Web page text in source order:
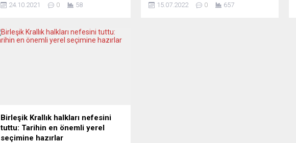
kökenli fotoğraf sanatçılarından
fotoğrafları Saarland eyaletindeki
dünya kültür mirası kapsamındaki
24.10.2021 0 58
yıllık izin nedeniyle akın akın
15.07.2022 0 657
Birleşik Krallık halkları nefesini
tuttu: Tarihin en önemli yerel
seçimine hazırlar